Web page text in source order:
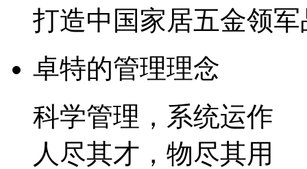
打造中国家居五金领
卓特的管理理念
科学管理，系统运作
人尽其才，物尽其用